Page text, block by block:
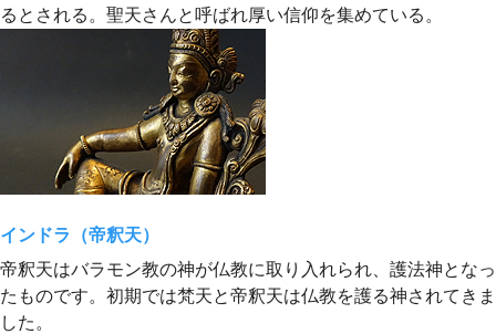
るとされる。聖天さんと呼ばれ厚い信仰を集めている。
インドラ（帝釈天）
帝釈天はバラモン教の神が仏教に取り入れられ、護法神となっ
たものです。初期では梵天と帝釈天は仏教を護る神されてきま
した。